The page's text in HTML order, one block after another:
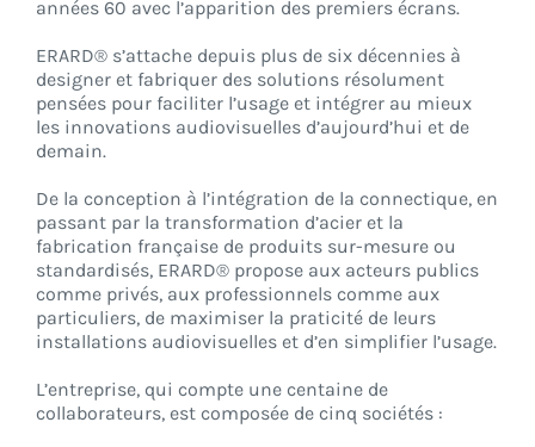
années 60 avec l’apparition des premiers écrans.
ERARD® s’attache depuis plus de six décennies à
designer et fabriquer des solutions résolument
pensées pour faciliter l’usage et intégrer au mieux
les innovations audiovisuelles d’aujourd’hui et de
demain.
De la conception à l’intégration de la connectique, en
passant par la transformation d’acier et la
fabrication française de produits sur-mesure ou
standardisés, ERARD® propose aux acteurs publics
comme privés, aux professionnels comme aux
particuliers, de maximiser la praticité de leurs
installations audiovisuelles et d’en simplifier l’usage.
L’entreprise, qui compte une centaine de
collaborateurs, est composée de cinq sociétés :